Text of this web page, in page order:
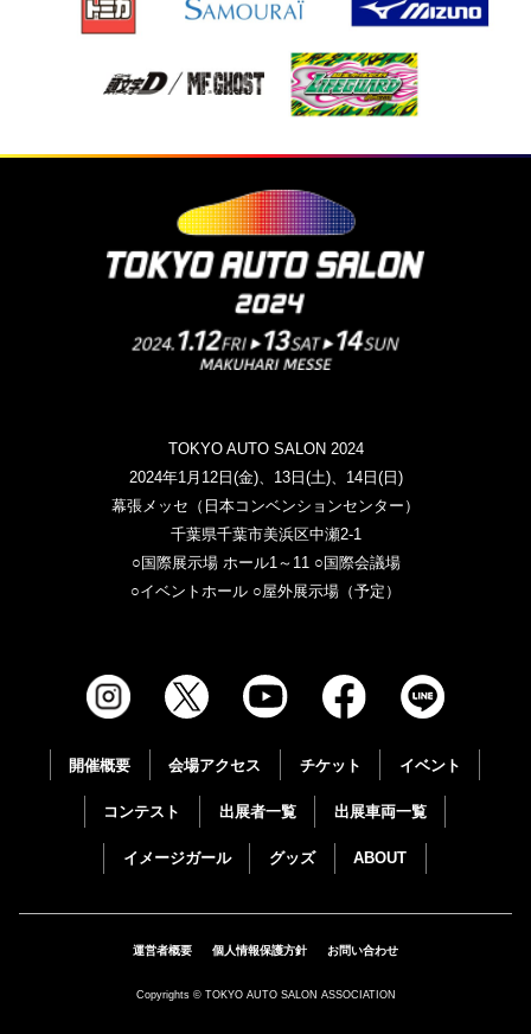
TOKYO AUTO SALON 2024
2024年1月12日(金)、13日(土)、14日(日)
幕張メッセ（日本コンベンションセンター）
千葉県千葉市美浜区中瀬2-1
○国際展示場 ホール1～11 ○国際会議場
○イベントホール ○屋外展示場（予定）
開催概要 会場アクセス チケット イベント
コンテスト 出展者一覧 出展車両一覧
イメージガール グッズ ABOUT
運営者概要 個人情報保護方針 お問い合わせ
Copyrights © TOKYO AUTO SALON ASSOCIATION